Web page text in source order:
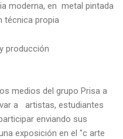
moderna, en metal pintada
técnica propia
producción
medios del grupo Prisa a
a artistas, estudiantes
enviando sus
exposición en el "c arte